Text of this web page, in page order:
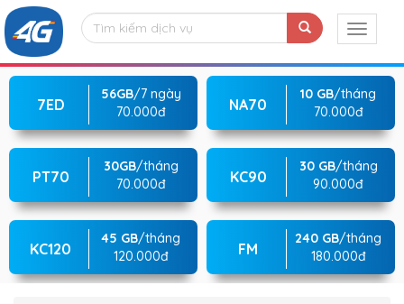
7ED
56GB/7 ngày
70.000đ
NA70
10 GB/tháng
70.000đ
PT70
30GB/tháng
70.000đ
KC90
30 GB/tháng
90.000đ
KC120
45 GB/tháng
120.000đ
FM
240 GB/tháng
180.000đ